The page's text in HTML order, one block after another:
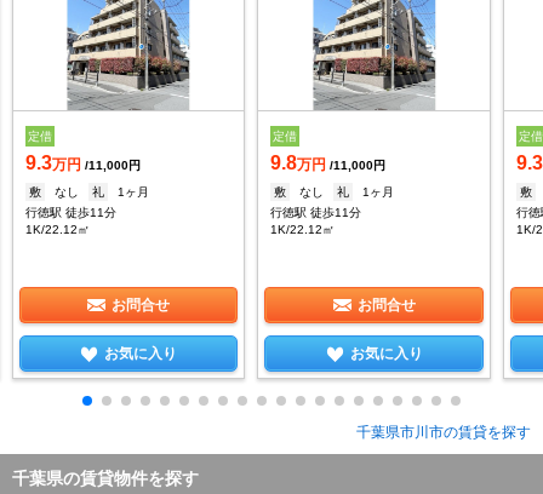
定借
9.3万円 /11,000円
敷
なし 礼
1ヶ月
行徳駅 徒歩11分
1K/22.12㎡
お問合せ
お気に入り
定借
9.8万円 /11,000円
敷
なし 礼
1ヶ月
行徳駅 徒歩11分
1K/22.12㎡
お問合せ
お気に入り
定借
9.3
敷
行
1K/
千葉県市川市の賃貸を探す
千葉県の賃貸物件を探す